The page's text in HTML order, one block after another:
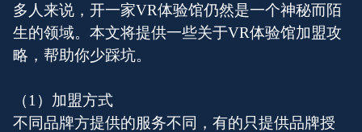
多人来说，开一家VR体验馆仍然是一个神秘而陌
生的领域。本文将提供一些关于VR体验馆加盟攻
略，帮助你少踩坑。
（1）加盟方式
不同品牌方提供的服务不同，有的只提供品牌授